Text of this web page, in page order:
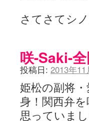
さてさてシ
咲-Saki-
投稿日: 2013年11
姫松の副将
身！関西弁
思っていま